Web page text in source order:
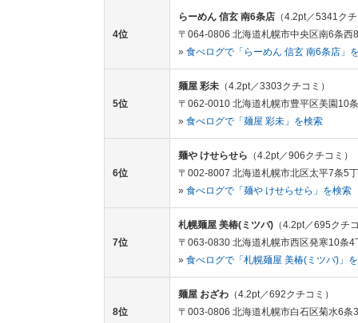
4位
らーめん 信玄 南6条店 （4.2pt／5341ク
〒064-0806 北海道札幌市中央区南6条西
» 食べログで「らーめん 信玄 南6条店」
5位
麺屋 彩未 （4.2pt／3303クチコミ）
〒062-0010 北海道札幌市豊平区美園10
» 食べログで「麺屋 彩未」を検索
6位
麺や けせらせら （4.2pt／906クチコミ）
〒002-8007 北海道札幌市北区太平7条5
» 食べログで「麺や けせらせら」を検索
7位
札幌麺屋 美椿(ミツバ) （4.2pt／695クチ
〒063-0830 北海道札幌市西区発寒10条4
» 食べログで「札幌麺屋 美椿(ミツバ)」
8位
麺屋 おざわ （4.2pt／692クチコミ）
〒003-0806 北海道札幌市白石区菊水6条